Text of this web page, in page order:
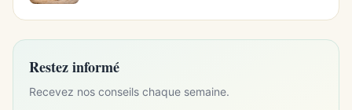
Restez informé
Recevez nos conseils chaque semaine.